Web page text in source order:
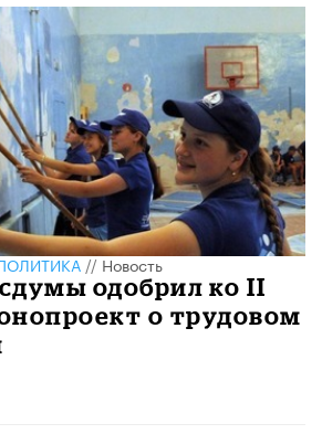
//Новость
одобрил ко II
о трудовом